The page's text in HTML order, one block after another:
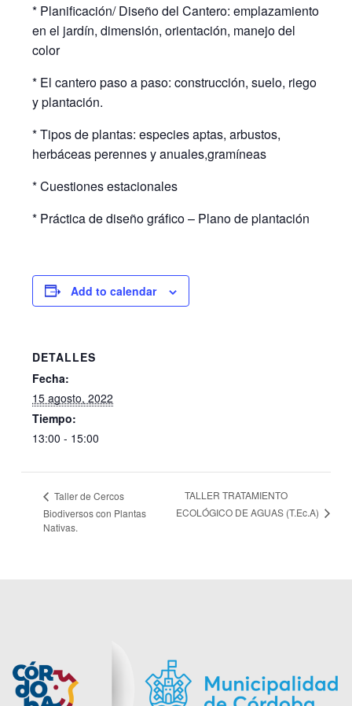
* Planificación/ Diseño del Cantero: emplazamiento
en el jardín, dimensión, orientación, manejo del
color
* El cantero paso a paso: construcción, suelo, riego
y plantación.
* Tipos de plantas: especies aptas, arbustos,
herbáceas perennes y anuales,gramíneas
* Cuestiones estacionales
* Práctica de diseño gráfico – Plano de plantación
Add to calendar
DETALLES
Fecha:
15 agosto, 2022
Tiempo:
13:00 - 15:00
Taller de Cercos
Biodiversos con Plantas
Nativas.
TALLER TRATAMIENTO
ECOLÓGICO DE AGUAS (T.Ec.A)